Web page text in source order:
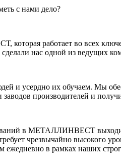
с нами дело?
работает во всех
нас одной из ведущих
и усердно их обучаем. Мы
производителей и
в МЕТАЛЛИНВЕСТ выходит
чрезвычайно высокого
ежедневно в рамках наших